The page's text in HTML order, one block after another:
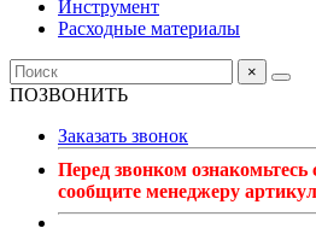
Инструмент
Расходные материалы
×
ПОЗВОНИТЬ
Заказать звонок
Перед звонком
сообщите менеджеру артикул